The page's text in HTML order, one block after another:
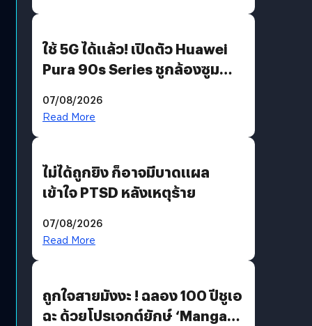
ใช้ 5G ได้แล้ว! เปิดตัว Huawei
Pura 90s Series ชูกล้องซูม
07/08/2026
Read More
ไม่ได้ถูกยิง ก็อาจมีบาดแผล
เข้าใจ PTSD หลังเหตุร้าย
07/08/2026
Read More
ถูกใจสายมังงะ ! ฉลอง 100 ปีชูเอ
ฉะ ด้วยโปรเจกต์ยักษ์ ‘Manga